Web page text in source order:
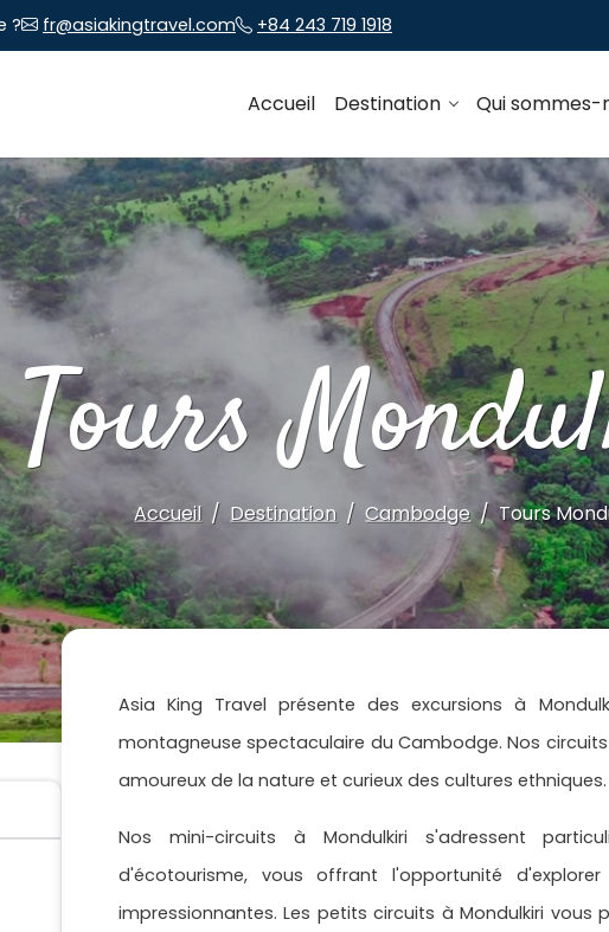
? fr@asiakingtravel.com +84 243 719 1918
Accueil Destination Qui sommes-
Tours
Accueil Destination Cambodge Tours
Asia King Travel présente des excursions à
montagneuse spectaculaire du Cambodge. Nos
amoureux de la nature et curieux des cultures ethniques.
Nos mini-circuits à Mondulkiri s'adressent
d'écotourisme, vous offrant l'opportunité
impressionnantes. Les petits circuits à Mondulkiri